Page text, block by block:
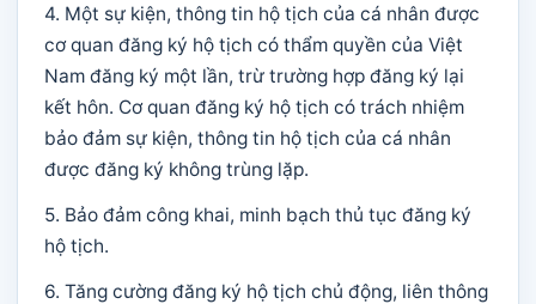
4. Một sự kiện, thông tin hộ tịch của cá nhân được
cơ quan đăng ký hộ tịch có thẩm quyền của Việt
Nam đăng ký một lần, trừ trường hợp đăng ký lại
kết hôn. Cơ quan đăng ký hộ tịch có trách nhiệm
bảo đảm sự kiện, thông tin hộ tịch của cá nhân
được đăng ký không trùng lặp.
5. Bảo đảm công khai, minh bạch thủ tục đăng ký
hộ tịch.
6. Tăng cường đăng ký hộ tịch chủ động, liên thông